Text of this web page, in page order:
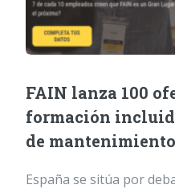
FAIN lanza 100
formación
de mantenimiento
España se sitúa por